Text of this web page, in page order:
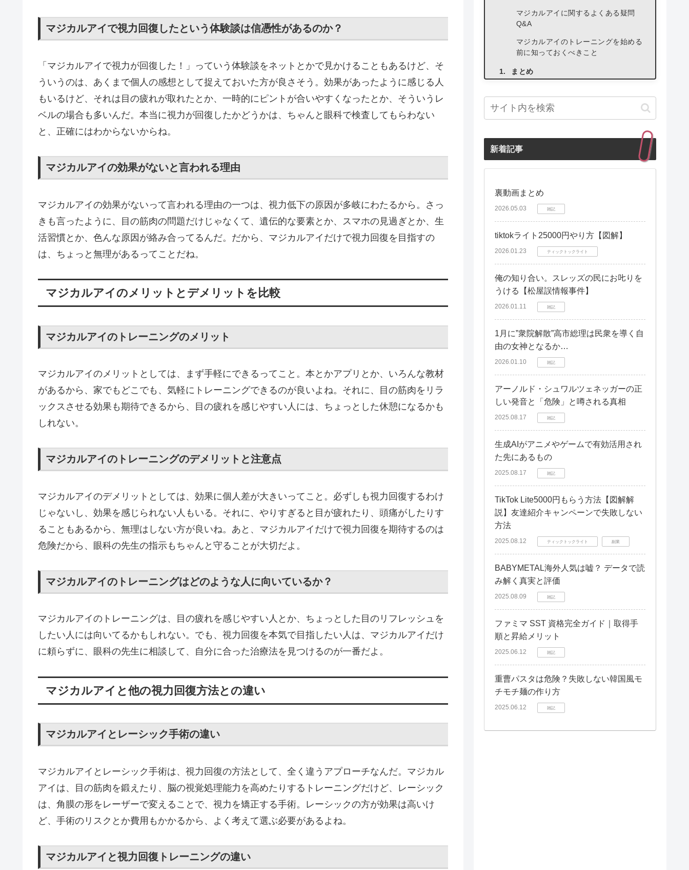
マジカルアイで視力回復したという体験談は信憑性があるのか？
「マジカルアイで視力が回復した！」っていう体験談をネットとかで見かけることもあるけど、そ
ういうのは、あくまで個人の感想として捉えておいた方が良さそう。効果があったように感じる人
もいるけど、それは目の疲れが取れたとか、一時的にピントが合いやすくなったとか、そういうレ
ベルの場合も多いんだ。本当に視力が回復したかどうかは、ちゃんと眼科で検査してもらわない
と、正確にはわからないからね。
マジカルアイの効果がないと言われる理由
マジカルアイの効果がないって言われる理由の一つは、視力低下の原因が多岐にわたるから。さっ
きも言ったように、目の筋肉の問題だけじゃなくて、遺伝的な要素とか、スマホの見過ぎとか、生
活習慣とか、色んな原因が絡み合ってるんだ。だから、マジカルアイだけで視力回復を目指すの
は、ちょっと無理があるってことだね。
マジカルアイのメリットとデメリットを比較
マジカルアイのトレーニングのメリット
マジカルアイのメリットとしては、まず手軽にできるってこと。本とかアプリとか、いろんな教材
があるから、家でもどこでも、気軽にトレーニングできるのが良いよね。それに、目の筋肉をリラ
ックスさせる効果も期待できるから、目の疲れを感じやすい人には、ちょっとした休憩になるかも
しれない。
マジカルアイのトレーニングのデメリットと注意点
マジカルアイのデメリットとしては、効果に個人差が大きいってこと。必ずしも視力回復するわけ
じゃないし、効果を感じられない人もいる。それに、やりすぎると目が疲れたり、頭痛がしたりす
ることもあるから、無理はしない方が良いね。あと、マジカルアイだけで視力回復を期待するのは
危険だから、眼科の先生の指示もちゃんと守ることが大切だよ。
マジカルアイのトレーニングはどのような人に向いているか？
マジカルアイのトレーニングは、目の疲れを感じやすい人とか、ちょっとした目のリフレッシュを
したい人には向いてるかもしれない。でも、視力回復を本気で目指したい人は、マジカルアイだけ
に頼らずに、眼科の先生に相談して、自分に合った治療法を見つけるのが一番だよ。
マジカルアイと他の視力回復方法との違い
マジカルアイとレーシック手術の違い
マジカルアイとレーシック手術は、視力回復の方法として、全く違うアプローチなんだ。マジカル
アイは、目の筋肉を鍛えたり、脳の視覚処理能力を高めたりするトレーニングだけど、レーシック
は、角膜の形をレーザーで変えることで、視力を矯正する手術。レーシックの方が効果は高いけ
ど、手術のリスクとか費用もかかるから、よく考えて選ぶ必要があるよね。
マジカルアイと視力回復トレーニングの違い
マジカルアイに関するよくある疑問
Q&A
マジカルアイのトレーニングを始める
前に知っておくべきこと
まとめ
新着記事
裏動画まとめ
2026.05.03 雑記
tiktokライト25000円やり方【図解】
2026.01.23 ティックトックライト
俺の知り合い。スレッズの民にお𠮟りを
うける【松屋誤情報事件】
2026.01.11 雑記
1月に”衆院解散”高市総理は民衆を導く自
由の女神となるか…
2026.01.10 雑記
アーノルド・シュワルツェネッガーの正
しい発音と「危険」と噂される真相
2025.08.17 雑記
生成AIがアニメやゲームで有効活用され
た先にあるもの
2025.08.17 雑記
TikTok Lite5000円もらう方法【図解解
説】友達紹介キャンペーンで失敗しない
方法
2025.08.12 ティックトックライト 副業
BABYMETAL海外人気は嘘？ データで読
み解く真実と評価
2025.08.09 雑記
ファミマ SST 資格完全ガイド｜取得手
順と昇給メリット
2025.06.12 雑記
重曹パスタは危険？失敗しない韓国風モ
チモチ麺の作り方
2025.06.12 雑記